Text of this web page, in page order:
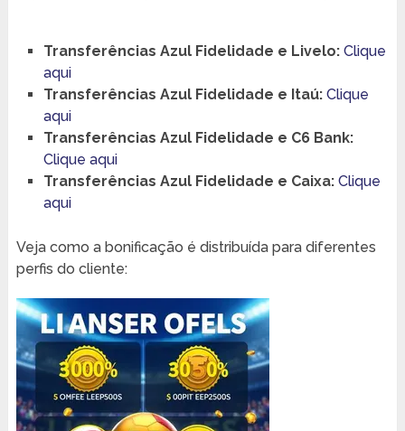
Transferências Azul Fidelidade e Livelo: Clique
aqui
Transferências Azul Fidelidade e Itaú: Clique
aqui
Transferências Azul Fidelidade e C6 Bank:
Clique aqui
Transferências Azul Fidelidade e Caixa: Clique
aqui
Veja como a bonificação é distribuída para diferentes
perfis do cliente: